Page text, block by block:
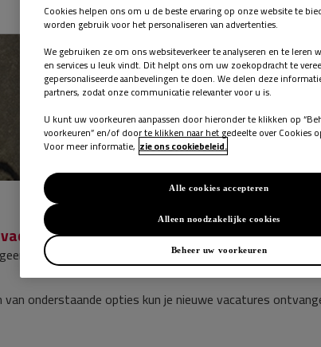
Friesland
gevonden
vacatures gevonden. Verwijder zoekcriteria om je
van onderstaande opties kun je nieuwe vacatures
Cookies helpen ons om u de beste ervaring op onze website te
worden gebruik voor het personaliseren van advertenties.
We gebruiken ze om ons websiteverkeer te analyseren en te leren
en services u leuk vindt. Dit helpt ons om uw zoekopdracht te
gepersonaliseerde aanbevelingen te doen. We delen deze
partners, zodat onze communicatie relevanter voor u is.
U kunt uw voorkeuren aanpassen door hieronder te klikken op
voorkeuren” en/of door te klikken naar het gedeelte over Cookies
Voor meer informatie, zie ons cookiebeleid.
Beheer uw voorkeuren
Alleen noodzakelijke cookies
Alle cookies accepteren